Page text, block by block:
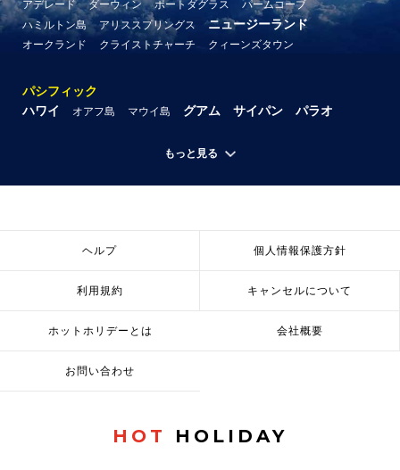
アデレード
ダーウィン ポートダグラス
パームコーブ
ハミルトン島
アリススプリングス ニュージーランド
オークランド クライストチャーチ クィーンズタウン
パシフィック
ハワイ
オアフ島 マウイ島 グアム サイパン パラオ
もっと見る
ヘルプ 個人情報保護方針
利用規約 キャンセルについて
ホットホリデーとは 会社概要
お問い合わせ
HOT HOLIDAY